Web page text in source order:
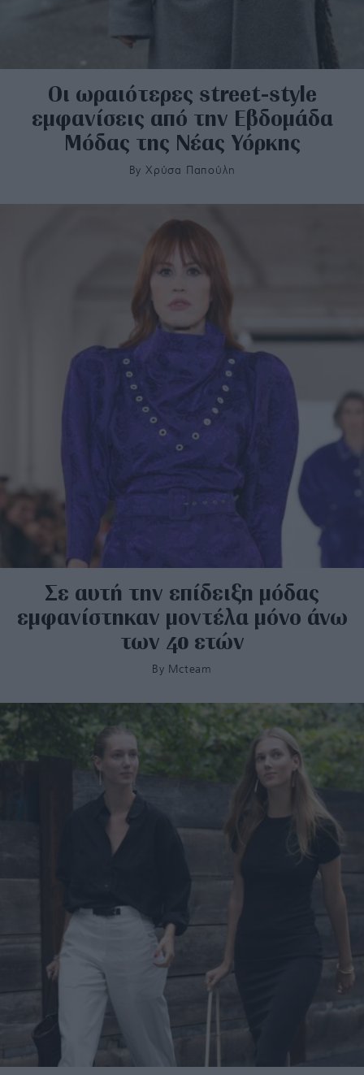
Οι ωραιότερες street-style
εμφανίσεις από την Εβδομάδα
Μόδας της Νέας Υόρκης
By Χρύσα Παπούλη
Σε αυτή την επίδειξη μόδας
εμφανίστηκαν μοντέλα μόνο άνω
των 40 ετών
By Mcteam